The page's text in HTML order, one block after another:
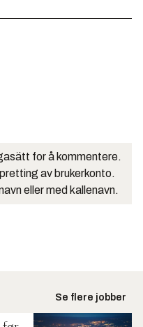
for å kommentere.
av brukerkonto.
eller med kallenavn.
Se flere jobber